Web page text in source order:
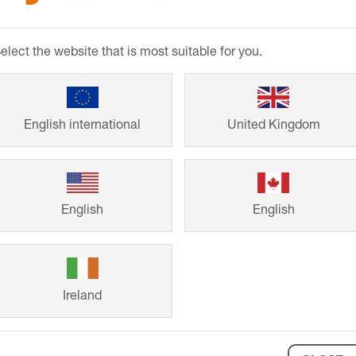
Dall'abitazione
dimensioni, i
duraturi e dal
dai progetti di
clienti per la
the website that is most suitable for you.
English international United Kingdom
English English
Ireland